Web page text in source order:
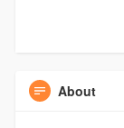
About